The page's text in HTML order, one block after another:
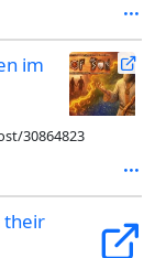
im
30864823
their